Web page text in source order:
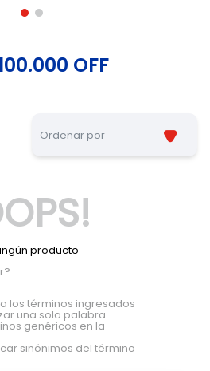
OFF
Ordenar por
producto
los términos ingresados
una sola palabra
genéricos en la
sinónimos del término